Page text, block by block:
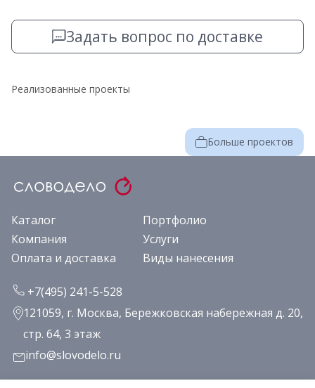
Задать вопрос по доставке
Реализованные проекты
Больше проектов
Каталог
Портфолио
Компания
Услуги
Оплата и доставка
Виды нанесения
+7(495) 241-5-528
121059, г. Москва, Бережковская набережная д. 20,
стр. 64, 3 этаж
info@slovodelo.ru